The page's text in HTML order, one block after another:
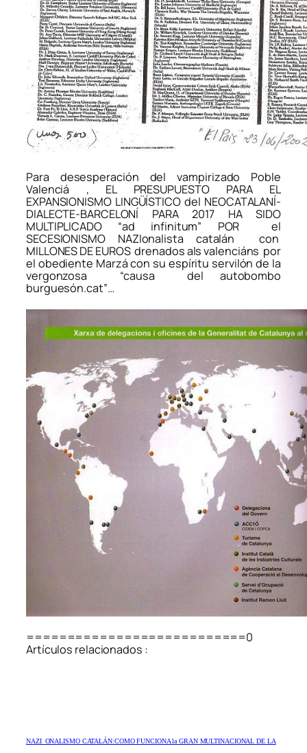
Para desesperación del vampirizado Poble
Valenciá , EL PRESUPUESTO PARA EL
EXPANSIONISMO LINGÜÍSTICO del NEOCATALANÍ-
DIALECTE-BARCELONÍ PARA 2017 HA SIDO
MULTIPLICADO “ad infinitum” POR el
SECESIONISMO NAZIonalista catalán con
MILLONES DE EUROS drenados als valenciáns por
el obediente Marzá con su espíritu servilón de la
vergonzosa “causa del autobombo
burguesón.cat”…
===========================0
Artículos relacionados :
NAZI_ONALISMO CATALÁN:COMO FUNCIONA la GRAN MULTINACIONAL DE LA